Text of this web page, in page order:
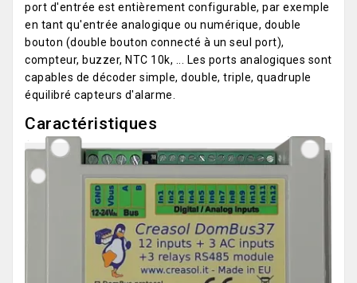
port d'entrée est entièrement configurable, par exemple
en tant qu'entrée analogique ou numérique, double
bouton (double bouton connecté à un seul port),
compteur, buzzer, NTC 10k, ... Les ports analogiques sont
capables de décoder simple, double, triple, quadruple
équilibré capteurs d'alarme.
Caractéristiques